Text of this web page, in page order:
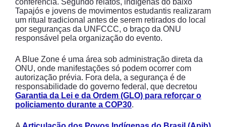
conferência. Segundo relatos, indígenas do baixo
Tapajós e jovens de movimentos estudantis realizaram
um ritual tradicional antes de serem retirados do local
por seguranças da UNFCCC, o braço da ONU
responsável pela organização do evento.
A Blue Zone é uma área sob administração direta da
ONU, onde manifestações só podem ocorrer com
autorização prévia. Fora dela, a segurança é de
responsabilidade do governo federal, que decretou
Garantia da Lei e da Ordem (GLO) para reforçar o
policiamento durante a COP30.